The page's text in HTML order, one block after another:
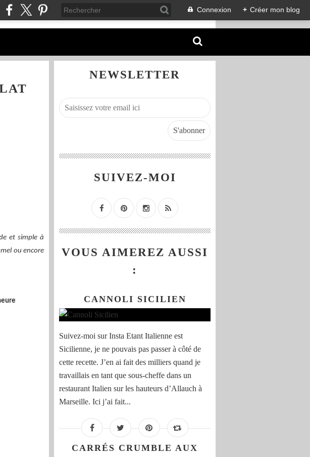
Connexion + Créer mon blog
et simple à
ou encore
NEWSLETTER
SUIVEZ-MOI
VOUS AIMEREZ AUSSI
:
CANNOLI SICILIEN
Suivez-moi sur Insta Etant Italienne est
Sicilienne, je ne pouvais pas passer à côté de
cette recette. J’en ai fait des milliers quand je
travaillais en tant que sous-cheffe dans un
restaurant Italien sur les hauteurs d’Allauch à
Marseille. Ici j’ai fait...
CARRÉS CRUMBLE AUX